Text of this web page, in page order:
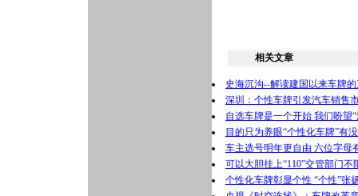
相关文章
史海沉沟--解读建国以来车牌
深圳：个性车牌引发汽车销售
自选车牌是一个开始 我们盼望
目的只为养眼“个性化车牌”有
车主选号明年更自由 六位字母
可以大胆挂上“110”交管部门不
个性化车牌彰显个性 “个性”张